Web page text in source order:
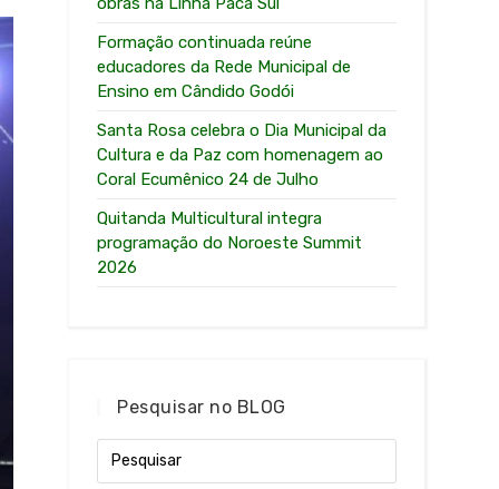
Formação continuada reúne
educadores da Rede Municipal de
Ensino em Cândido Godói
Santa Rosa celebra o Dia Municipal da
Cultura e da Paz com homenagem ao
Coral Ecumênico 24 de Julho
Quitanda Multicultural integra
programação do Noroeste Summit
2026
Pesquisar no BLOG